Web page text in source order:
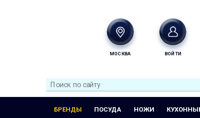
МОСКВА ВОЙТИ
БРЕНДЫ ПОСУДА НОЖИ